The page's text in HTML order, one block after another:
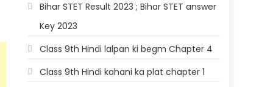
Bihar STET Result 2023 ; Bihar STET answer
Key 2023
Class 9th Hindi lalpan ki begm Chapter 4
Class 9th Hindi kahani ka plat chapter 1